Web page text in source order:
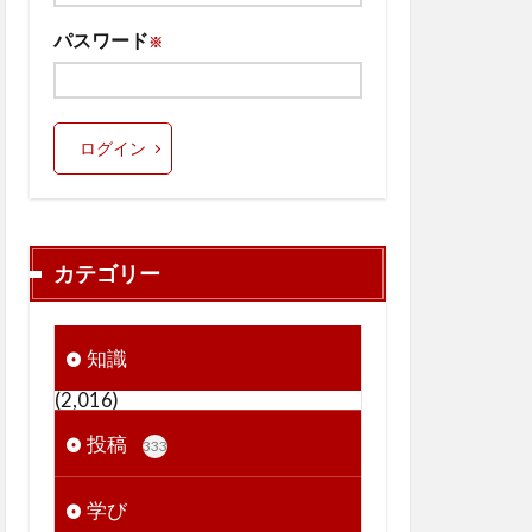
パスワード※
ログイン
カテゴリー
知識
(2,016)
投稿
333
学び